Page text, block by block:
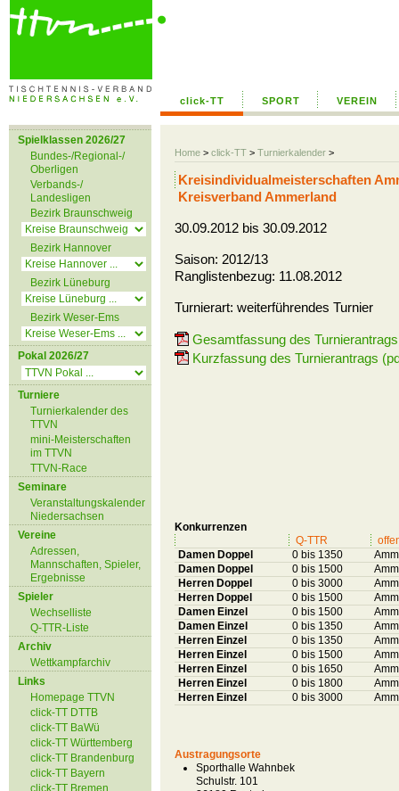
click-TT SPORT VEREIN
Home > click-TT > Turnierkalender >
Spielklassen 2026/27
Bundes-/Regional-/
Oberligen
Verbands-/
Landesligen
Bezirk Braunschweig
Bezirk Hannover
Bezirk Lüneburg
Bezirk Weser-Ems
Pokal 2026/27
Turniere
Turnierkalender des
TTVN
mini-Meisterschaften
im TTVN
TTVN-Race
Seminare
Veranstaltungskalender
Niedersachsen
Vereine
Adressen,
Mannschaften, Spieler,
Ergebnisse
Spieler
Wechselliste
Q-TTR-Liste
Archiv
Wettkampfarchiv
Links
Homepage TTVN
click-TT DTTB
click-TT BaWü
click-TT Württemberg
click-TT Brandenburg
click-TT Bayern
click-TT Bremen
Kreisindividualmeisterschaften
Kreisverband Ammerland
30.09.2012 bis 30.09.2012
Saison: 2012/13
Ranglistenbezug: 11.08.2012
Turnierart: weiterführendes Turnier
Gesamtfassung des
Kurzfassung des Turnierantrags
Konkurrenzen
Q-TTR
Damen Doppel
0 bis 1350
Damen Doppel
0 bis 1500
Herren Doppel
0 bis 3000
Herren Doppel
0 bis 1500
Damen Einzel
0 bis 1500
Damen Einzel
0 bis 1350
Herren Einzel
0 bis 1350
Herren Einzel
0 bis 1500
Herren Einzel
0 bis 1650
Herren Einzel
0 bis 1800
Herren Einzel
0 bis 3000
Austragungsorte
Sporthalle Wahnbek
Schulstr. 101